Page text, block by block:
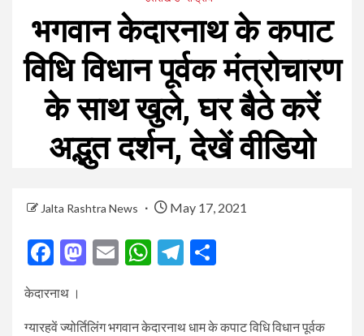
भगवान केदारनाथ के कपाट
विधि विधान पूर्वक मंत्रोचारण
के साथ खुले, घर बैठे करें
अद्भुत दर्शन, देखें वीडियो
Jalta Rashtra News May 17, 2021
Facebook
Mastodon
EmailWhatsApp
Telegram
केदारनाथ ।
ग्यारहवें ज्योर्तिलिंग भगवान केदारनाथ धाम के कपाट विधि विधान पूर्वक